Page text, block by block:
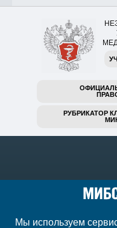
РУБРИКАТОР
Мы используем